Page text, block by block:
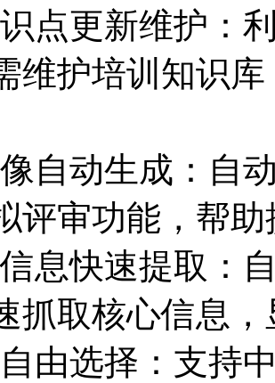
点更新维护：
维护培训知识
自动生成：自
评审功能，帮
息快速提取：
抓取核心信息
由选择：支持